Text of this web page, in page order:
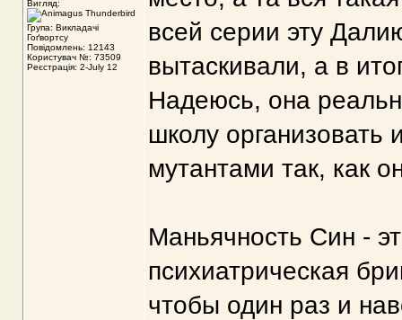
Вигляд:
Група: Викладачі
Гоґвортсу
Повідомлень: 12143
Користувач №: 73509
Реєстрація: 2-July 12
всей серии эту
вытаскивали, а в
Надеюсь, она
школу
мутантами так, как
Маньячность Син -
психиатрическая
чтобы один раз и